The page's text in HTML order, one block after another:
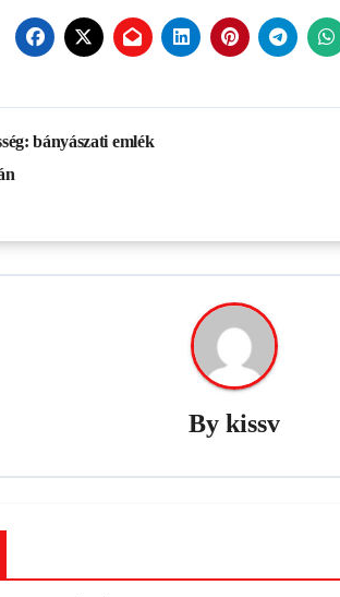
bányászati emlék
By kissv